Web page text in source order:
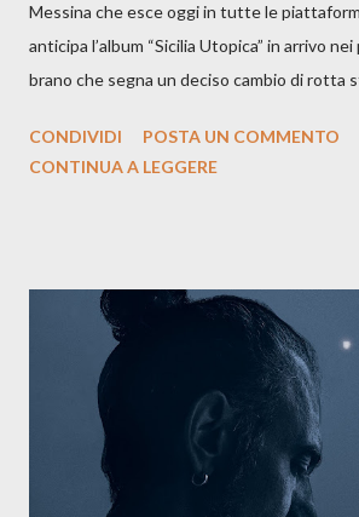
Messina che esce oggi in tutte le
anticipa l’album “Sicilia Utopica” in arrivo
brano che segna un deciso cambio di rotta
testo ibrido tra italiano e siciliano, e
La canzone racconta la difficoltà di creare,
sotto il peso della realtà. Ma lo fa cercando
forma di assoluzione, nel vivere e nel
anche quando l’aria sembra farsi più densa.
dichiarazione d’intenti: Cico Messina apre il
artistico con una composizi...
CONDIVIDI
POSTA UN COMMENTO
CONTINUA A LEGGERE